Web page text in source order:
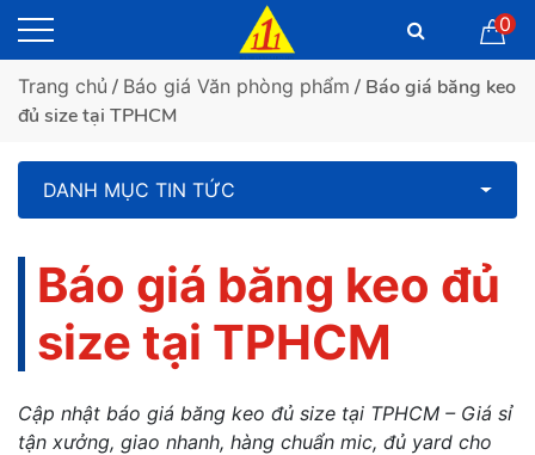
0
Trang chủ / Báo giá Văn phòng phẩm / Báo giá băng keo
đủ size tại TPHCM
DANH MỤC TIN TỨC
Báo giá băng keo đủ
size tại TPHCM
Cập nhật báo giá băng keo đủ size tại TPHCM – Giá sỉ
tận xưởng, giao nhanh, hàng chuẩn mic, đủ yard cho